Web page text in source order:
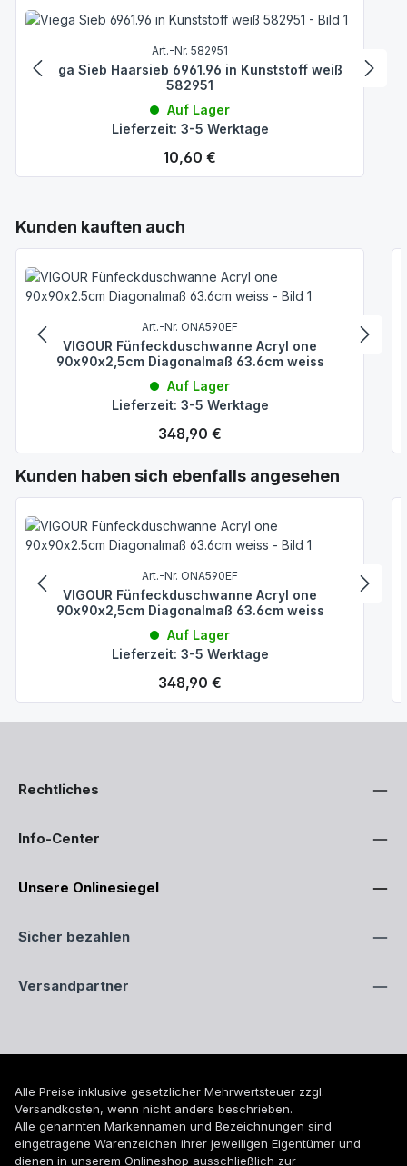
Art.-Nr. 582951
Viega Sieb Haarsieb 6961.96 in Kunststoff weiß
582951
Auf Lager
Lieferzeit: 3-5 Werktage
Regulärer Preis:
10,60 €
Produktgalerie überspringen
Kunden kauften auch
Art.-Nr. ONA590EF
VIGOUR Fünfeckduschwanne Acryl one
90x90x2,5cm Diagonalmaß 63.6cm weiss
Auf Lager
Lieferzeit: 3-5 Werktage
Regulärer Preis:
348,90 €
Produktgalerie überspringen
Kunden haben sich ebenfalls angesehen
Art.-Nr. ONA590EF
VIGOUR Fünfeckduschwanne Acryl one
90x90x2,5cm Diagonalmaß 63.6cm weiss
Auf Lager
Lieferzeit: 3-5 Werktage
Regulärer Preis:
348,90 €
Rechtliches
Info-Center
Unsere Onlinesiegel
Sicher bezahlen
Versandpartner
Alle Preise inklusive gesetzlicher Mehrwertsteuer zzgl.
Versandkosten, wenn nicht anders beschrieben.
Alle genannten Markennamen und Bezeichnungen sind
eingetragene Warenzeichen ihrer jeweiligen Eigentümer und
dienen in unserem Onlineshop ausschließlich zur